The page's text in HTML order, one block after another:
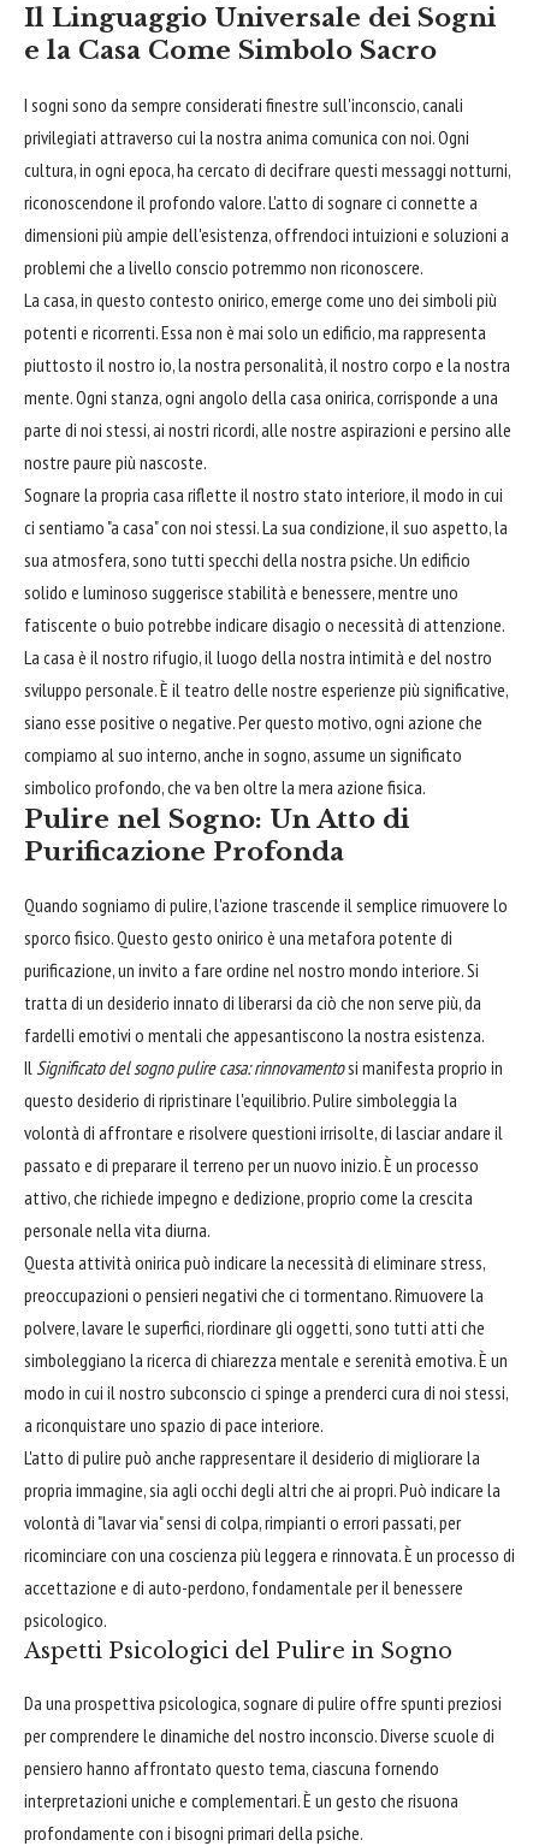
Il Linguaggio Universale dei Sogni
e la Casa Come Simbolo Sacro
I sogni sono da sempre considerati finestre sull'inconscio, canali
privilegiati attraverso cui la nostra anima comunica con noi. Ogni
cultura, in ogni epoca, ha cercato di decifrare questi messaggi notturni,
riconoscendone il profondo valore. L'atto di sognare ci connette a
dimensioni più ampie dell'esistenza, offrendoci intuizioni e soluzioni a
problemi che a livello conscio potremmo non riconoscere.
La casa, in questo contesto onirico, emerge come uno dei simboli più
potenti e ricorrenti. Essa non è mai solo un edificio, ma rappresenta
piuttosto il nostro io, la nostra personalità, il nostro corpo e la nostra
mente. Ogni stanza, ogni angolo della casa onirica, corrisponde a una
parte di noi stessi, ai nostri ricordi, alle nostre aspirazioni e persino alle
nostre paure più nascoste.
Sognare la propria casa riflette il nostro stato interiore, il modo in cui
ci sentiamo "a casa" con noi stessi. La sua condizione, il suo aspetto, la
sua atmosfera, sono tutti specchi della nostra psiche. Un edificio
solido e luminoso suggerisce stabilità e benessere, mentre uno
fatiscente o buio potrebbe indicare disagio o necessità di attenzione.
La casa è il nostro rifugio, il luogo della nostra intimità e del nostro
sviluppo personale. È il teatro delle nostre esperienze più significative,
siano esse positive o negative. Per questo motivo, ogni azione che
compiamo al suo interno, anche in sogno, assume un significato
simbolico profondo, che va ben oltre la mera azione fisica.
Pulire nel Sogno: Un Atto di
Purificazione Profonda
Quando sogniamo di pulire, l'azione trascende il semplice rimuovere lo
sporco fisico. Questo gesto onirico è una metafora potente di
purificazione, un invito a fare ordine nel nostro mondo interiore. Si
tratta di un desiderio innato di liberarsi da ciò che non serve più, da
fardelli emotivi o mentali che appesantiscono la nostra esistenza.
Il Significato del sogno pulire casa: rinnovamentosi manifesta proprio in
questo desiderio di ripristinare l'equilibrio. Pulire simboleggia la
volontà di affrontare e risolvere questioni irrisolte, di lasciar andare il
passato e di preparare il terreno per un nuovo inizio. È un processo
attivo, che richiede impegno e dedizione, proprio come la crescita
personale nella vita diurna.
Questa attività onirica può indicare la necessità di eliminare stress,
preoccupazioni o pensieri negativi che ci tormentano. Rimuovere la
polvere, lavare le superfici, riordinare gli oggetti, sono tutti atti che
simboleggiano la ricerca di chiarezza mentale e serenità emotiva. È un
modo in cui il nostro subconscio ci spinge a prenderci cura di noi stessi,
a riconquistare uno spazio di pace interiore.
L'atto di pulire può anche rappresentare il desiderio di migliorare la
propria immagine, sia agli occhi degli altri che ai propri. Può indicare la
volontà di "lavar via" sensi di colpa, rimpianti o errori passati, per
ricominciare con una coscienza più leggera e rinnovata. È un processo di
accettazione e di auto-perdono, fondamentale per il benessere
psicologico.
Aspetti Psicologici del Pulire in Sogno
Da una prospettiva psicologica, sognare di pulire offre spunti preziosi
per comprendere le dinamiche del nostro inconscio. Diverse scuole di
pensiero hanno affrontato questo tema, ciascuna fornendo
interpretazioni uniche e complementari. È un gesto che risuona
profondamente con i bisogni primari della psiche.